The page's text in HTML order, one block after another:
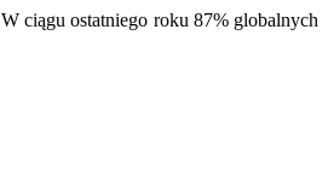
W ciągu ostatniego roku 87% globalnych